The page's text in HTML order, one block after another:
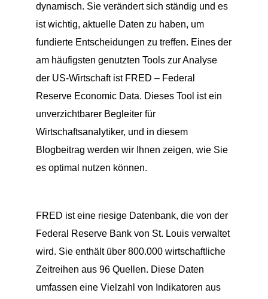
dynamisch. Sie verändert sich ständig und es
ist wichtig, aktuelle Daten zu haben, um
fundierte Entscheidungen zu treffen. Eines der
am häufigsten genutzten Tools zur Analyse
der US-Wirtschaft ist FRED – Federal
Reserve Economic Data. Dieses Tool ist ein
unverzichtbarer Begleiter für
Wirtschaftsanalytiker, und in diesem
Blogbeitrag werden wir Ihnen zeigen, wie Sie
es optimal nutzen können.
FRED ist eine riesige Datenbank, die von der
Federal Reserve Bank von St. Louis verwaltet
wird. Sie enthält über 800.000 wirtschaftliche
Zeitreihen aus 96 Quellen. Diese Daten
umfassen eine Vielzahl von Indikatoren aus